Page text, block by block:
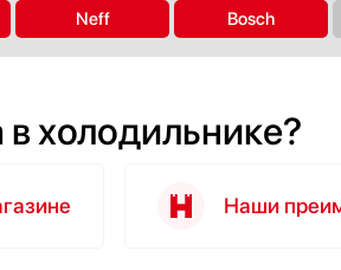
Neff Bosch
холодильнике?
Наши